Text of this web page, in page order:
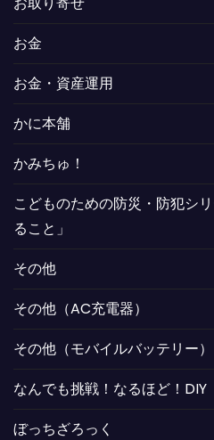
お金
お金・資産運用
かに本舗
かみちゅ！
こどものための防災・防犯シ
ること」
その他
その他（AC充電器）
その他（モバイルバッテリー）
なんでも挑戦！なるほど！DIY
ぼっちざろっく